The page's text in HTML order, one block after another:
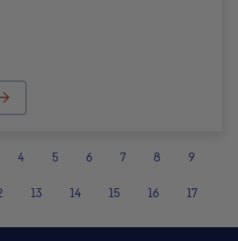
4 5 6 7 8 9
13 14 15 16 17